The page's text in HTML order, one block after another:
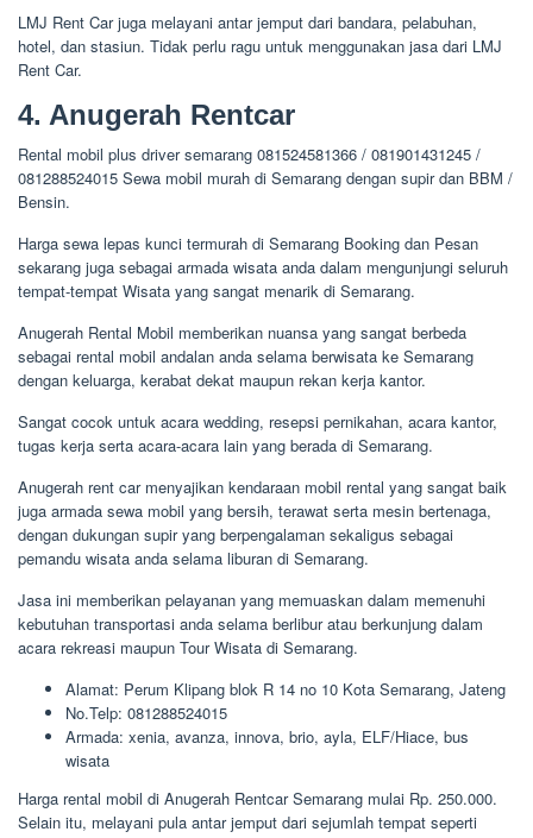
LMJ Rent Car juga melayani antar jemput dari bandara, pelabuhan,
hotel, dan stasiun. Tidak perlu ragu untuk menggunakan jasa dari LMJ
Rent Car.
4. Anugerah Rentcar
Rental mobil plus driver semarang 081524581366 / 081901431245 /
081288524015 Sewa mobil murah di Semarang dengan supir dan BBM /
Bensin.
Harga sewa lepas kunci termurah di Semarang Booking dan Pesan
sekarang juga sebagai armada wisata anda dalam mengunjungi seluruh
tempat-tempat Wisata yang sangat menarik di Semarang.
Anugerah Rental Mobil memberikan nuansa yang sangat berbeda
sebagai rental mobil andalan anda selama berwisata ke Semarang
dengan keluarga, kerabat dekat maupun rekan kerja kantor.
Sangat cocok untuk acara wedding, resepsi pernikahan, acara kantor,
tugas kerja serta acara-acara lain yang berada di Semarang.
Anugerah rent car menyajikan kendaraan mobil rental yang sangat baik
juga armada sewa mobil yang bersih, terawat serta mesin bertenaga,
dengan dukungan supir yang berpengalaman sekaligus sebagai
pemandu wisata anda selama liburan di Semarang.
Jasa ini memberikan pelayanan yang memuaskan dalam memenuhi
kebutuhan transportasi anda selama berlibur atau berkunjung dalam
acara rekreasi maupun Tour Wisata di Semarang.
Alamat: Perum Klipang blok R 14 no 10 Kota Semarang, Jateng
No.Telp: 081288524015
Armada: xenia, avanza, innova, brio, ayla, ELF/Hiace, bus
wisata
Harga rental mobil di Anugerah Rentcar Semarang mulai Rp. 250.000.
Selain itu, melayani pula antar jemput dari sejumlah tempat seperti